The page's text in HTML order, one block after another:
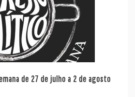
de 27 de julho a 2 de agosto